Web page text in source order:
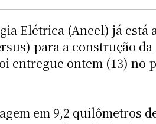
Elétrica (Aneel) já
para a construção
entregue ontem (13) no
em 9,2 quilômetros